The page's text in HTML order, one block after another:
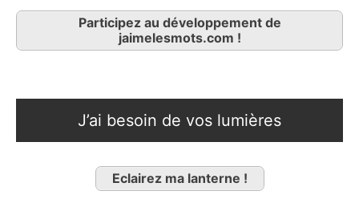
Participez au développement de
jaimelesmots.com !
J’ai besoin de vos lumières
Eclairez ma lanterne !